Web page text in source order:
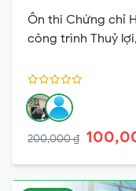
Ôn thi Chứng chỉ
công trình Thuỷ
200,000 ₫